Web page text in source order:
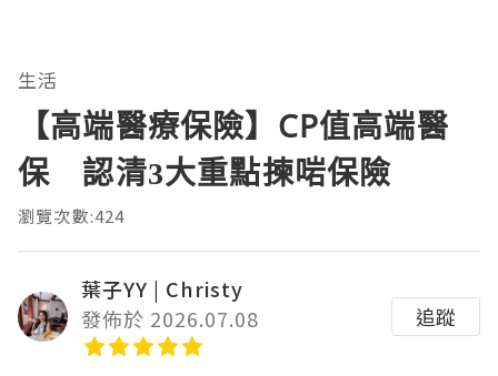
生活
【高端醫療保險】CP值高端醫
保 認清3大重點揀啱保險
瀏覽次數:424
葉子YY | Christy
發佈於 2026.07.08
追蹤